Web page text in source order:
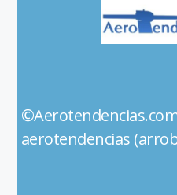
aerotendencias